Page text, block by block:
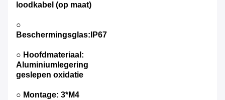
loodkabel (op maat)
○
Beschermingsglas:IP67
○ Hoofdmateriaal:
Aluminiumlegering
geslepen oxidatie
○ Montage: 3*M4